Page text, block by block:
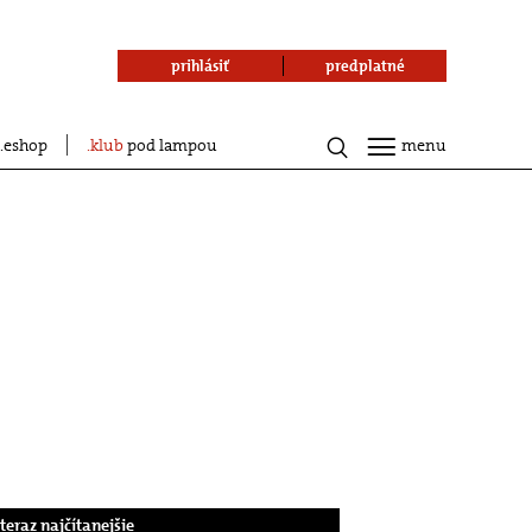
eshop klubpod lampou
prihlásiť predplatné
menu
najčítanejšie